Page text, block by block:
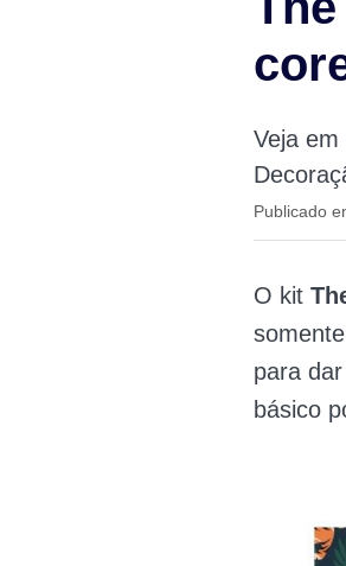
Veja
Publicado
O kit
para
básico